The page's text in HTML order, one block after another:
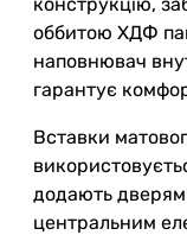
оббитою ХДФ
наповнювач
гарантує
Вставки
додають дверям
центральним